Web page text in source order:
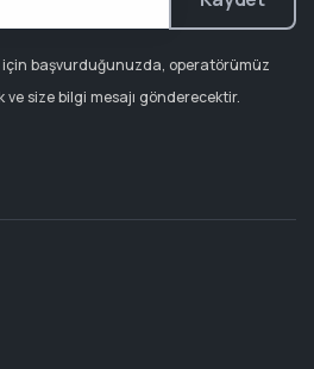
için başvurduğunuzda, operatörümüz
ve size bilgi mesajı gönderecektir.